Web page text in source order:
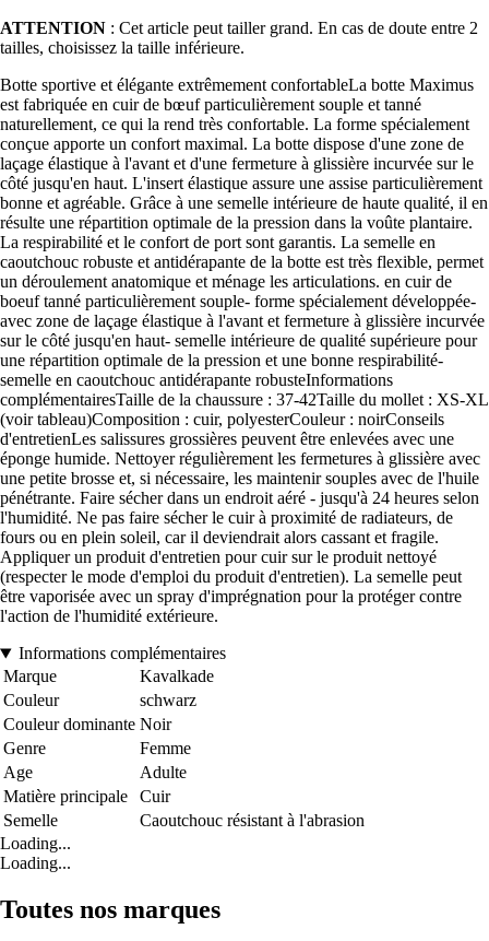
ATTENTION : Cet article peut tailler grand. En cas de doute entre 2
tailles, choisissez la taille inférieure.
Botte sportive et élégante extrêmement confortableLa botte Maximus
est fabriquée en cuir de bœuf particulièrement souple et tanné
naturellement, ce qui la rend très confortable. La forme spécialement
conçue apporte un confort maximal. La botte dispose d'une zone de
laçage élastique à l'avant et d'une fermeture à glissière incurvée sur le
côté jusqu'en haut. L'insert élastique assure une assise particulièrement
bonne et agréable. Grâce à une semelle intérieure de haute qualité, il en
résulte une répartition optimale de la pression dans la voûte plantaire.
La respirabilité et le confort de port sont garantis. La semelle en
caoutchouc robuste et antidérapante de la botte est très flexible, permet
un déroulement anatomique et ménage les articulations. en cuir de
boeuf tanné particulièrement souple- forme spécialement développée-
avec zone de laçage élastique à l'avant et fermeture à glissière incurvée
sur le côté jusqu'en haut- semelle intérieure de qualité supérieure pour
une répartition optimale de la pression et une bonne respirabilité-
semelle en caoutchouc antidérapante robusteInformations
complémentairesTaille de la chaussure : 37-42Taille du mollet : XS-XL
(voir tableau)Composition : cuir, polyesterCouleur : noirConseils
d'entretienLes salissures grossières peuvent être enlevées avec une
éponge humide. Nettoyer régulièrement les fermetures à glissière avec
une petite brosse et, si nécessaire, les maintenir souples avec de l'huile
pénétrante. Faire sécher dans un endroit aéré - jusqu'à 24 heures selon
l'humidité. Ne pas faire sécher le cuir à proximité de radiateurs, de
fours ou en plein soleil, car il deviendrait alors cassant et fragile.
Appliquer un produit d'entretien pour cuir sur le produit nettoyé
(respecter le mode d'emploi du produit d'entretien). La semelle peut
être vaporisée avec un spray d'imprégnation pour la protéger contre
l'action de l'humidité extérieure.
Informations complémentaires
Marque
Kavalkade
Couleur
schwarz
Couleur dominante Noir
Genre
Femme
Age
Adulte
Matière principale
Cuir
Semelle
Caoutchouc résistant à l'abrasion
Loading...
Loading...
Toutes nos marques